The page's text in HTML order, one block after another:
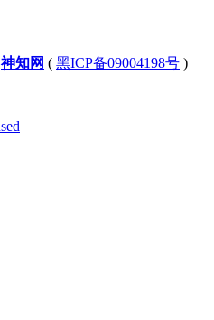
神知网 ( 黑ICP备09004198号 )